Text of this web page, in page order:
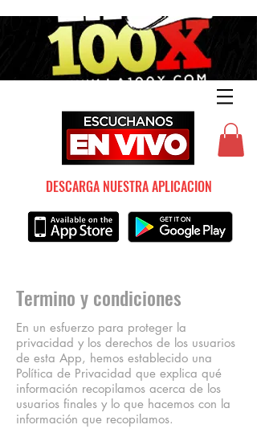
DESCARGA NUESTRA APLICACION
Termino y condiciones
En un esfuerzo para proteger la
privacidad y los derechos de los usuarios
de esta App, hemos establecido una
Política de Privacidad que explica qué
información recopilamos acerca de los
usuarios finales y lo que hacemos con la
información que recopilamos.